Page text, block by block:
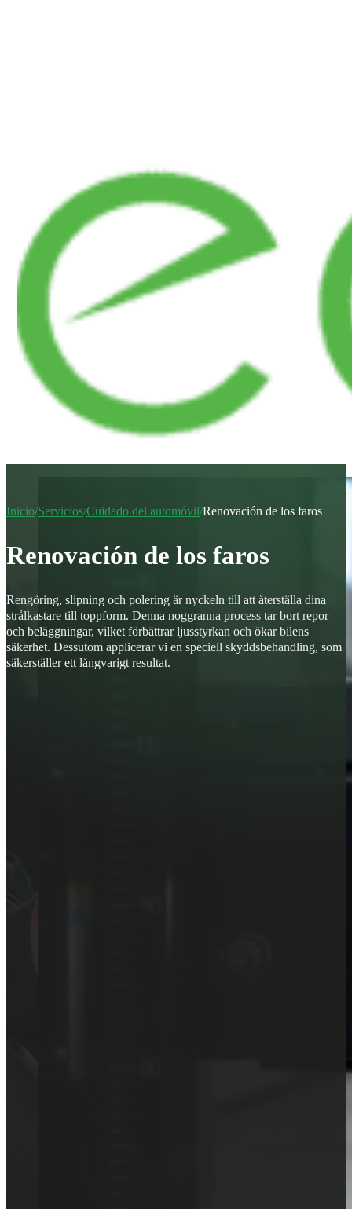
Inicio/Servicios/Cuidado del automóvil/Renovación de los faros
Renovación de los faros
Rengöring, slipning och polering är nyckeln till att återställa dina
strålkastare till toppform. Denna noggranna process tar bort repor
och beläggningar, vilket förbättrar ljusstyrkan och ökar bilens
säkerhet. Dessutom applicerar vi en speciell skyddsbehandling, som
säkerställer ett långvarigt resultat.